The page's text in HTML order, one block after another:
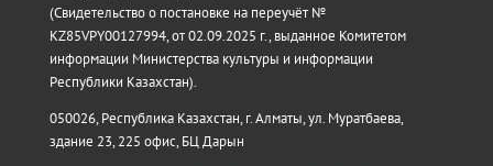
(Свидетельство о постановке на переучёт №
KZ85VPY00127994, от 02.09.2025 г., выданное Комитетом
информации Министерства культуры и информации
Республики Казахстан).
050026, Республика Казахстан, г. Алматы, ул. Муратбаева,
здание 23, 225 офис, БЦ Дарын